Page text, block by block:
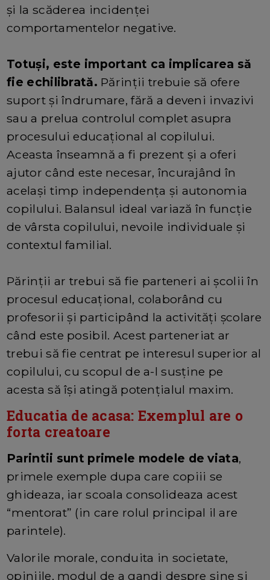
și la scăderea incidenței
comportamentelor negative.
Totuși, este important ca implicarea să
fie echilibrată. Părinții trebuie să ofere
suport și îndrumare, fără a deveni invazivi
sau a prelua controlul complet asupra
procesului educațional al copilului.
Aceasta înseamnă a fi prezent și a oferi
ajutor când este necesar, încurajând în
același timp independența și autonomia
copilului. Balansul ideal variază în funcție
de vârsta copilului, nevoile individuale și
contextul familial.
Părinții ar trebui să fie parteneri ai școlii în
procesul educațional, colaborând cu
profesorii și participând la activități școlare
când este posibil. Acest parteneriat ar
trebui să fie centrat pe interesul superior al
copilului, cu scopul de a-l susține pe
acesta să își atingă potențialul maxim.
Educatia de acasa: Exemplul are o
forta creatoare
Parintii sunt primele modele de viata,
primele exemple dupa care copiii se
ghideaza, iar scoala consolideaza acest
“mentorat” (in care rolul principal il are
parintele).
Valorile morale, conduita in societate,
opiniile, modul de a gandi despre sine si